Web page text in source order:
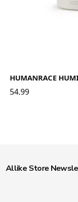
HUMANRACE
54.99
Allike Store